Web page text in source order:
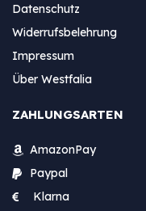
Datenschutz
Widerrufsbelehrung
Impressum
Über Westfalia
ZAHLUNGSARTEN
AmazonPay
Paypal
Klarna